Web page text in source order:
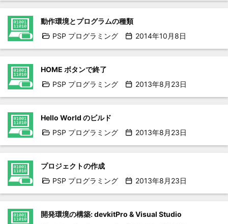
動作環境とプログラムの種類
PSP プログラミング
2014年10月8日
HOME ボタンで終了
PSP プログラミング
2013年8月23日
Hello World のビルド
PSP プログラミング
2013年8月23日
プロジェクトの作成
PSP プログラミング
2013年8月23日
開発環境の構築: devkitPro & Visual Studio